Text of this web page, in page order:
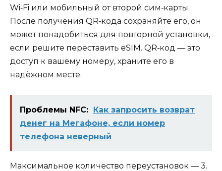
Wi‑Fi или мобильный от второй сим‑карты.
После получения QR‑кода сохраняйте его, он
может понадобиться для повторной установки,
если решите переставить eSIM. QR‑код — это
доступ к вашему номеру, храните его в
надёжном месте.
Проблемы NFC: Как запросить возврат
денег на Мегафоне, если номер
телефона неверный
Максимальное количество переустановок — 3.